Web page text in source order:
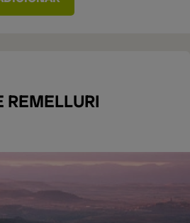
REMELLURI